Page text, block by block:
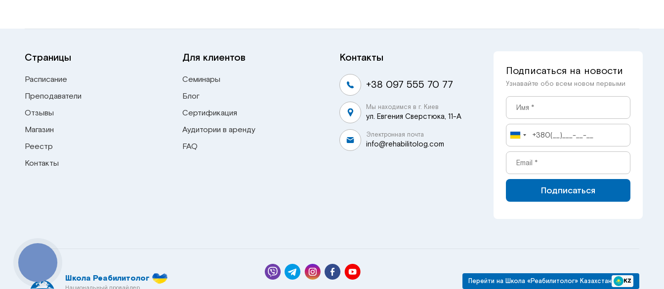
Страницы
Расписание
Преподаватели
Отзывы
Магазин
Реестр
Контакты
Для клиентов
Семинары
Блог
Сертификация
Аудитории в аренду
FAQ
Контакты
+38 097 555 70 77
Мы находимся в г. Киев
ул. Евгения Сверстюка, 11-А
Электронная почта
info@rehabilitolog.com
Подписаться на новости
Узнавайте обо всем новом первыми
Подписаться
Школа Реабилитолог
Национальный провайдер
Перейти на Школа «Реабилитолог» Казахстан KZ